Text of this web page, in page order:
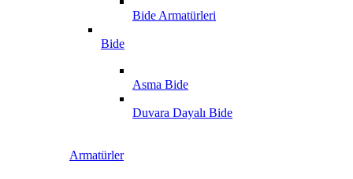
Bide Armatürleri
Bide
Asma Bide
Duvara Dayalı Bide
Armatürler